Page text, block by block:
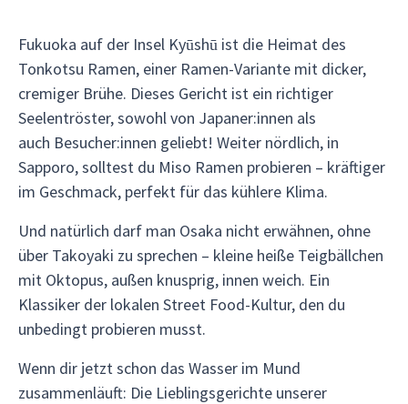
Fukuoka auf der Insel Kyūshū ist die Heimat des
Tonkotsu Ramen, einer Ramen-Variante mit dicker,
cremiger Brühe. Dieses Gericht ist ein richtiger
Seelentröster, sowohl von Japaner:innen als
auch Besucher:innen geliebt! Weiter nördlich, in
Sapporo, solltest du Miso Ramen probieren – kräftiger
im Geschmack, perfekt für das kühlere Klima.
Und natürlich darf man Osaka nicht erwähnen, ohne
über Takoyaki zu sprechen – kleine heiße Teigbällchen
mit Oktopus, außen knusprig, innen weich. Ein
Klassiker der lokalen Street Food-Kultur, den du
unbedingt probieren musst.
Wenn dir jetzt schon das Wasser im Mund
zusammenläuft: Die Lieblingsgerichte unserer